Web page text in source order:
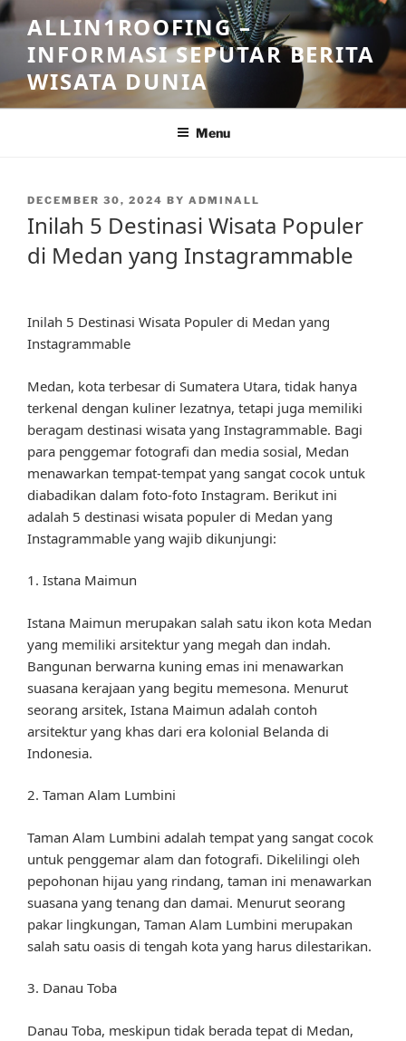
Skip
to
content
ALLIN1ROOFING –
INFORMASI SEPUTAR BERITA
WISATA DUNIA
Menu
POSTED
DECEMBER 30, 2024 BY ADMINALL
Inilah 5 Destinasi Wisata Populer
di Medan yang Instagrammable
Inilah 5 Destinasi Wisata Populer di Medan yang
Instagrammable
Medan, kota terbesar di Sumatera Utara, tidak hanya
terkenal dengan kuliner lezatnya, tetapi juga memiliki
beragam destinasi wisata yang Instagrammable. Bagi
para penggemar fotografi dan media sosial, Medan
menawarkan tempat-tempat yang sangat cocok untuk
diabadikan dalam foto-foto Instagram. Berikut ini
adalah 5 destinasi wisata populer di Medan yang
Instagrammable yang wajib dikunjungi:
1. Istana Maimun
Istana Maimun merupakan salah satu ikon kota Medan
yang memiliki arsitektur yang megah dan indah.
Bangunan berwarna kuning emas ini menawarkan
suasana kerajaan yang begitu memesona. Menurut
seorang arsitek, Istana Maimun adalah contoh
arsitektur yang khas dari era kolonial Belanda di
Indonesia.
2. Taman Alam Lumbini
Taman Alam Lumbini adalah tempat yang sangat cocok
untuk penggemar alam dan fotografi. Dikelilingi oleh
pepohonan hijau yang rindang, taman ini menawarkan
suasana yang tenang dan damai. Menurut seorang
pakar lingkungan, Taman Alam Lumbini merupakan
salah satu oasis di tengah kota yang harus dilestarikan.
3. Danau Toba
Danau Toba, meskipun tidak berada tepat di Medan,